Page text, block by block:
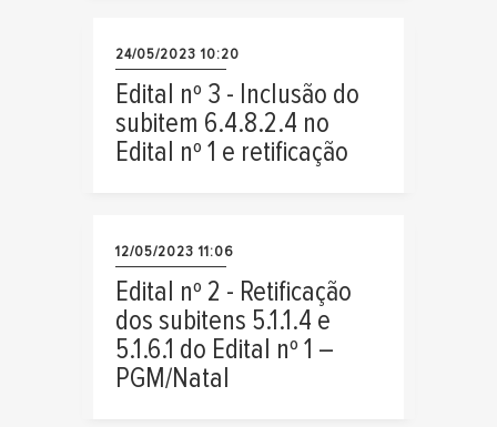
24/05/2023 10:20
Edital nº 3 - Inclusão do
subitem 6.4.8.2.4 no
Edital nº 1 e retificação
12/05/2023 11:06
Edital nº 2 - Retificação
dos subitens 5.1.1.4 e
5.1.6.1 do Edital nº 1 –
PGM/Natal